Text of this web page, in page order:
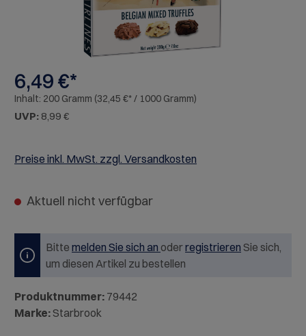
6,49 €*
Inhalt: 200 Gramm (32,45 €* / 1000 Gramm)
UVP: 8,99 €
Preise inkl. MwSt. zzgl. Versandkosten
Aktuell nicht verfügbar
Bitte melden Sie sich an oderregistrieren Sie sich,
um diesen Artikel zu bestellen
Produktnummer: 79442
Marke:Starbrook